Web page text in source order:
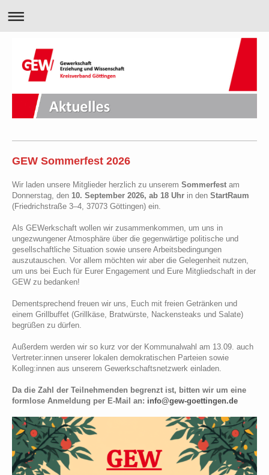
GEW Sommerfest 2026
Wir laden unsere Mitglieder herzlich zu unserem Sommerfest am
Donnerstag, den 10. September 2026, ab 18 Uhr in den StartRaum
(Friedrichstraße 3–4, 37073 Göttingen) ein.
Als GEWerkschaft wollen wir zusammenkommen, um uns in
ungezwungener Atmosphäre über die gegenwärtige politische und
gesellschaftliche Situation sowie unsere Arbeitsbedingungen
auszutauschen. Vor allem möchten wir aber die Gelegenheit nutzen,
um uns bei Euch für Eurer Engagement und Eure Mitgliedschaft in der
GEW zu bedanken!
Dementsprechend freuen wir uns, Euch mit freien Getränken und
einem Grillbuffet (Grillkäse, Bratwürste, Nackensteaks und Salate)
begrüßen zu dürfen.
Außerdem werden wir so kurz vor der Kommunalwahl am 13.09. auch
Vertreter:innen unserer lokalen demokratischen Parteien sowie
Kolleg:innen aus unserem Gewerkschaftsnetzwerk einladen.
Da die Zahl der Teilnehmenden begrenzt ist, bitten wir um eine
formlose Anmeldung per E-Mail an: info@gew-goettingen.de